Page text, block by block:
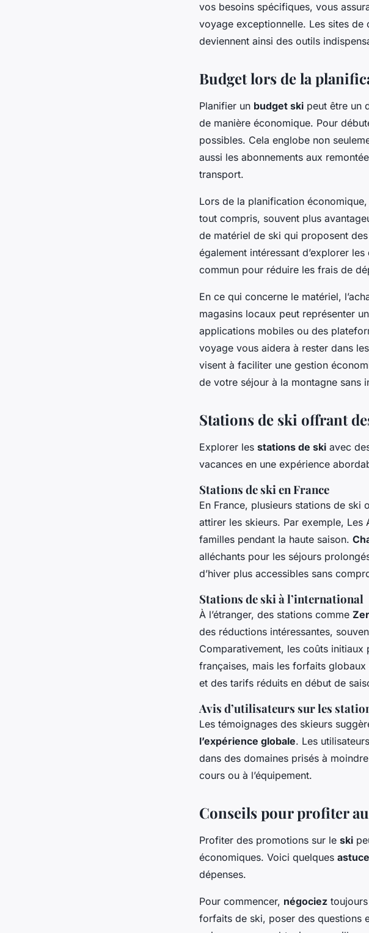
vos besoins spécifiques, vous
voyage exceptionnelle. Les sites
deviennent ainsi des outils
Budget lors de la
Planifier un budget ski peut être un
de manière économique. Pour
possibles. Cela englobe non
aussi les abonnements aux
transport.
Lors de la planification
tout compris, souvent plus
de matériel de ski qui proposent
également intéressant d’explorer
commun pour réduire les frais de
En ce qui concerne le matériel,
magasins locaux peut représenter
applications mobiles ou des
voyage vous aidera à rester dans
visent à faciliter une gestion
de votre séjour à la montagne sans
Stations de ski offrant
Explorer les stations de ski avec
vacances en une expérience
Stations de ski en France
En France, plusieurs stations de ski
attirer les skieurs. Par exemple,
familles pendant la haute saison.
alléchants pour les séjours
d’hiver plus accessibles sans
Stations de ski à l’international
À l’étranger, des stations comme
des réductions intéressantes,
Comparativement, les coûts initiaux
françaises, mais les forfaits
et des tarifs réduits en début de
Avis d’utilisateurs sur les
Les témoignages des skieurs
l’expérience globale. Les
dans des domaines prisés à
cours ou à l’équipement.
Conseils pour profiter
Profiter des promotions sur le ski
économiques. Voici quelques
dépenses.
Pour commencer, négociez
forfaits de ski, poser des questions